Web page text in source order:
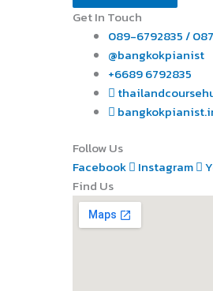
Get In Touch
089-6792835 /
@bangkokpianist
+6689 6792835
Follow Us
Facebook
Instagram
Find Us